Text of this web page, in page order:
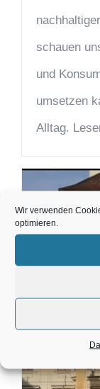
Wir verwenden
optimieren.
schauen
und
umsetzen
Alltag.